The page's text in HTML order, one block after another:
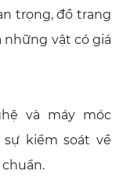
trọng, đồ trang
những vật có giá
và máy móc
sự kiểm soát về